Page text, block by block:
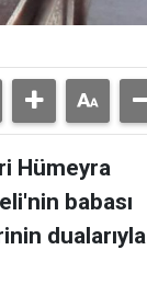
Hümeyra
babası
dualarıyla